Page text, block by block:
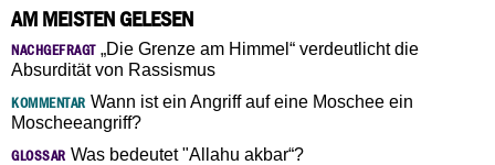
AM MEISTEN GELESEN
NACHGEFRAGT„Die Grenze am Himmel“ verdeutlicht die
Absurdität von Rassismus
KOMMENTAR Wann ist ein Angriff auf eine Moschee ein
Moscheeangriff?
GLOSSAR Was bedeutet "Allahu akbar“?